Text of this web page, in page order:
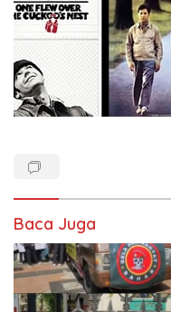
Baca Juga